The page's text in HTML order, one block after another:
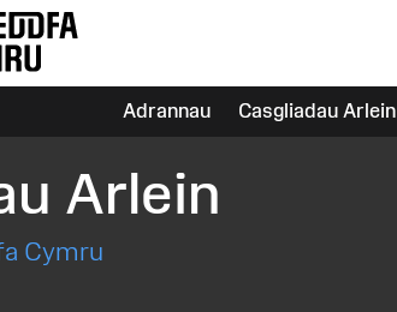
Adrannau Casgliadau Arlein
Arlein
Cymru